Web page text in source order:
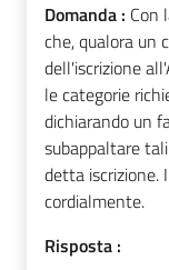
Domanda : Con
che, qualora un
dell'iscrizione
le categorie
dichiarando un
subappaltare
detta iscrizione.
cordialmente.
Risposta :